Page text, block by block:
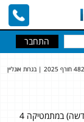
להלן טופס שאלון מספר 805 (שאלון 482 במתכונת החדשה) במתמטיקה 4